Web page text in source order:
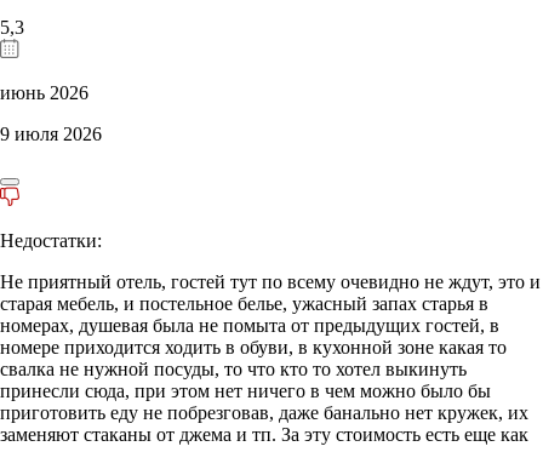
5,3
июнь 2026
9 июля 2026
Недостатки:
Не приятный отель, гостей тут по всему очевидно не ждут, это и
старая мебель, и постельное белье, ужасный запах старья в
номерах, душевая была не помыта от предыдущих гостей, в
номере приходится ходить в обуви, в кухонной зоне какая то
свалка не нужной посуды, то что кто то хотел выкинуть
принесли сюда, при этом нет ничего в чем можно было бы
приготовить еду не побрезговав, даже банально нет кружек, их
заменяют стаканы от джема и тп. За эту стоимость есть еще как